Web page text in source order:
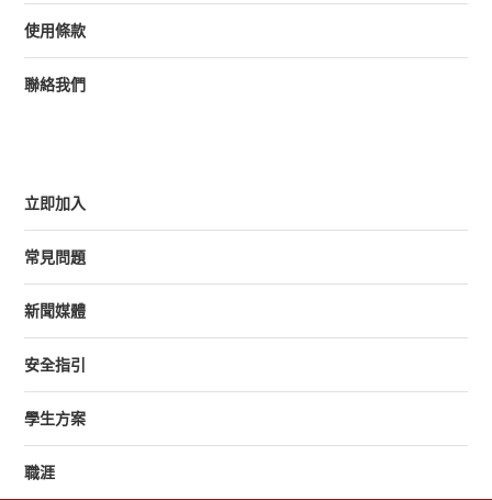
使用條款
聯絡我們
立即加入
常見問題
新聞媒體
安全指引
學生方案
職涯